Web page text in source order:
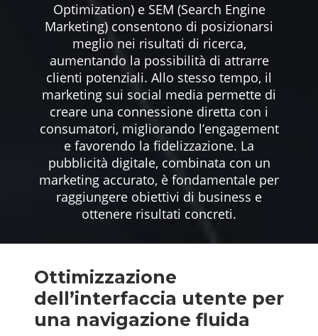
Optimization) e SEM (Search Engine
Marketing) consentono di posizionarsi
meglio nei risultati di ricerca,
aumentando la possibilità di attrarre
clienti potenziali. Allo stesso tempo, il
marketing sui social media permette di
creare una connessione diretta con i
consumatori, migliorando l’engagement
e favorendo la fidelizzazione. La
pubblicità digitale, combinata con un
marketing accurato, è fondamentale per
raggiungere obiettivi di business e
ottenere risultati concreti.
Ottimizzazione
dell’interfaccia utente per
una navigazione fluida